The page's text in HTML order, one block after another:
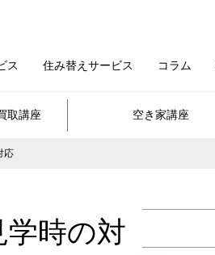
ス 住み替えサービス コラム
取講座 空き家講座
応
時の対